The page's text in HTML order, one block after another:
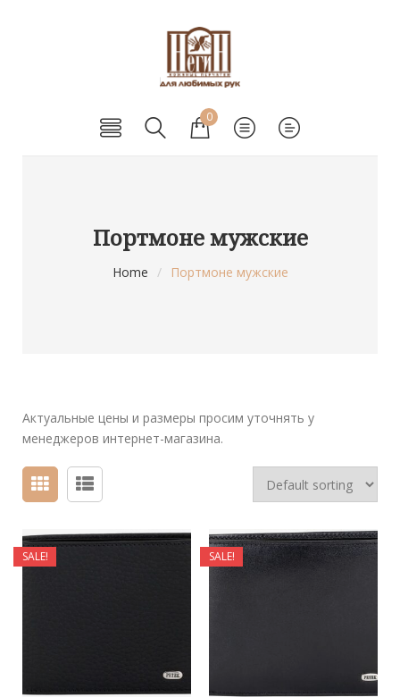
0
Портмоне мужские
Home / Портмоне мужские
Актуальные цены и размеры просим уточнять у
менеджеров интернет-магазина.
SALE! SALE!